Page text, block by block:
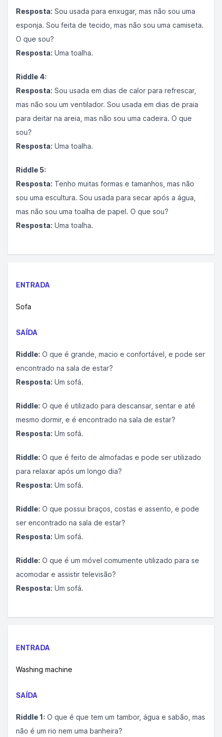
Resposta: Sou usada para enxugar, mas não sou uma
esponja. Sou feita de tecido, mas não sou uma camiseta.
O que sou?
Resposta: Uma toalha.
Riddle 4:
Resposta: Sou usada em dias de calor para refrescar,
mas não sou um ventilador. Sou usada em dias de praia
para deitar na areia, mas não sou uma cadeira. O que
sou?
Resposta: Uma toalha.
Riddle 5:
Resposta: Tenho muitas formas e tamanhos, mas não
sou uma escultura. Sou usada para secar após a água,
mas não sou uma toalha de papel. O que sou?
Resposta: Uma toalha.
ENTRADA
Sofa
SAÍDA
Riddle: O que é grande, macio e confortável, e pode ser
encontrado na sala de estar?
Resposta: Um sofá.
Riddle: O que é utilizado para descansar, sentar e até
mesmo dormir, e é encontrado na sala de estar?
Resposta: Um sofá.
Riddle: O que é feito de almofadas e pode ser utilizado
para relaxar após um longo dia?
Resposta: Um sofá.
Riddle: O que possui braços, costas e assento, e pode
ser encontrado na sala de estar?
Resposta: Um sofá.
Riddle: O que é um móvel comumente utilizado para se
acomodar e assistir televisão?
Resposta: Um sofá.
ENTRADA
Washing machine
SAÍDA
Riddle 1: O que é que tem um tambor, água e sabão, mas
não é um rio nem uma banheira?